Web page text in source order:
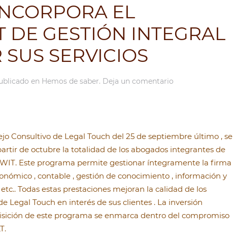
EL
DE GESTIÓN INTEGRAL
SERVICIOS
en Hemos de saber. Deja un comentario
Consultivo de Legal Touch del 25 de septiembre último , se
de octubre la totalidad de los abogados integrantes de
Este programa permite gestionar íntegramente la firma
, contable , gestión de conocimiento , información y
Todas estas prestaciones mejoran la calidad de los
Legal Touch en interés de sus clientes . La inversión
de este programa se enmarca dentro del compromiso